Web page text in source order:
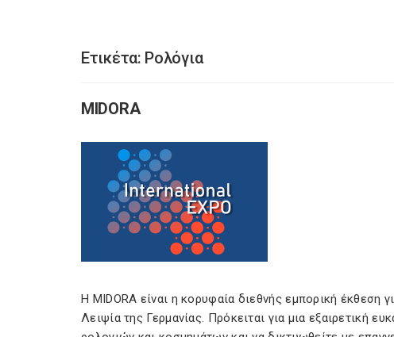
Ετικέτα: Ρολόγια
MIDORA
Η MIDORA είναι η κορυφαία διεθνής εμπορική έκθεση
Λειψία της Γερμανίας. Πρόκειται για μια εξαιρετική